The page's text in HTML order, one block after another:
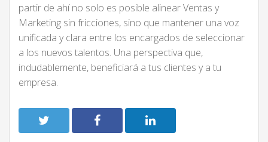
partir de ahí no solo es posible alinear Ventas y
Marketing sin fricciones, sino que mantener una voz
unificada y clara entre los encargados de seleccionar
a los nuevos talentos. Una perspectiva que,
indudablemente, beneficiará a tus clientes y a tu
empresa.